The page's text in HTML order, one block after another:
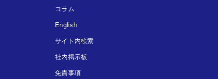
コラム
English
サイト内検索
社内掲示板
免責事項